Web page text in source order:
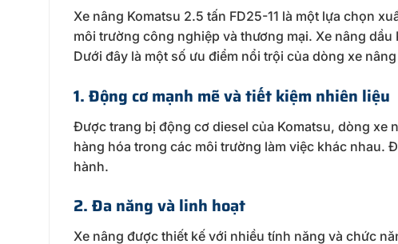
Xe nâng Komatsu 2.5 tấn FD25-11 là một lựa chọn
môi trường công nghiệp và thương mại. Xe nâng dầu
Dưới đây là một số ưu điểm nổi trội của dòng xe
1. Động cơ mạnh mẽ và tiết kiệm nhiên liệu
Được trang bị động cơ diesel của Komatsu, dòng xe
hàng hóa trong các môi trường làm việc khác nhau.
hành.
2. Đa năng và linh hoạt
Xe nâng được thiết kế với nhiều tính năng và chức